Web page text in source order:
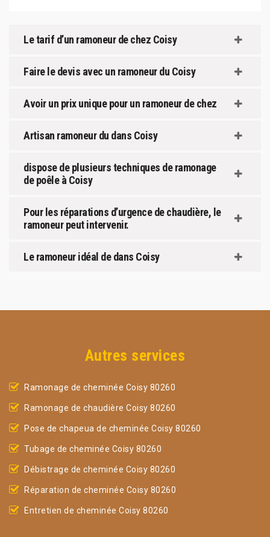
Le tarif d’un ramoneur de chez Coisy
Faire le devis avec un ramoneur du Coisy
Avoir un prix unique pour un ramoneur de chez
Artisan ramoneur du dans Coisy
dispose de plusieurs techniques de ramonage
de poêle à Coisy
Pour les réparations d’urgence de chaudière, le
ramoneur peut intervenir.
Le ramoneur idéal de dans Coisy
Autres services
Ramonage de cheminée Coisy 80260
Ramonage de chaudière Coisy 80260
Pose de chapeua de cheminée Coisy 80260
Tubage de cheminée Coisy 80260
Débistrage de cheminée Coisy 80260
Réparation de cheminée Coisy 80260
Entretien de cheminée Coisy 80260